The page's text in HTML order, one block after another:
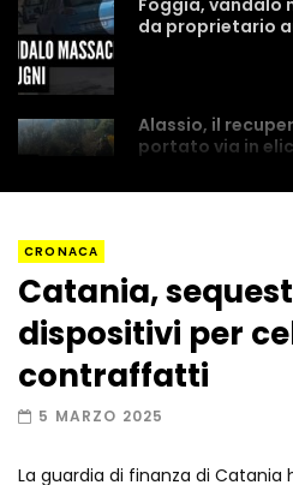
Foggia, vandalo
da proprietario
Alassio, il
portato via in
Un metro di neve
Nevoso
CRONACA
Catania,
dispositivi per
contraffatti
5 MARZO 2025
La guardia di finanza di